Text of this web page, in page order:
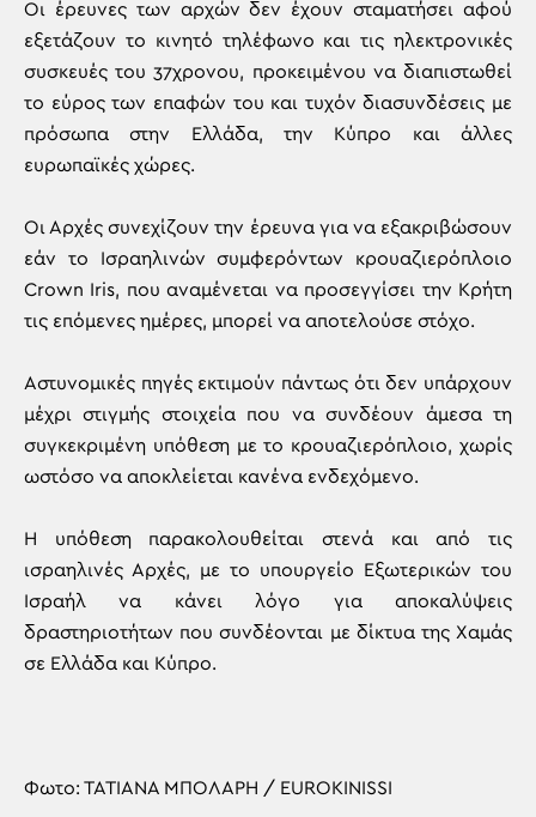
Οι έρευνες των αρχών δεν έχουν σταματήσει αφού
εξετάζουν το κινητό τηλέφωνο και τις ηλεκτρονικές
συσκευές του 37χρονου, προκειμένου να διαπιστωθεί
το εύρος των επαφών του και τυχόν διασυνδέσεις με
πρόσωπα στην Ελλάδα, την Κύπρο και άλλες
ευρωπαϊκές χώρες.
Οι Αρχές συνεχίζουν την έρευνα για να εξακριβώσουν
εάν το Ισραηλινών συμφερόντων κρουαζιερόπλοιο
Crown Iris, που αναμένεται να προσεγγίσει την Κρήτη
τις επόμενες ημέρες, μπορεί να αποτελούσε στόχο.
Αστυνομικές πηγές εκτιμούν πάντως ότι δεν υπάρχουν
μέχρι στιγμής στοιχεία που να συνδέουν άμεσα τη
συγκεκριμένη υπόθεση με το κρουαζιερόπλοιο, χωρίς
ωστόσο να αποκλείεται κανένα ενδεχόμενο.
Η υπόθεση παρακολουθείται στενά και από τις
ισραηλινές Αρχές, με το υπουργείο Εξωτερικών του
Ισραήλ να κάνει λόγο για αποκαλύψεις
δραστηριοτήτων που συνδέονται με δίκτυα της Χαμάς
σε Ελλάδα και Κύπρο.
Φωτο: ΤΑΤΙΑΝΑ ΜΠΟΛΑΡΗ / EUROKINISSI